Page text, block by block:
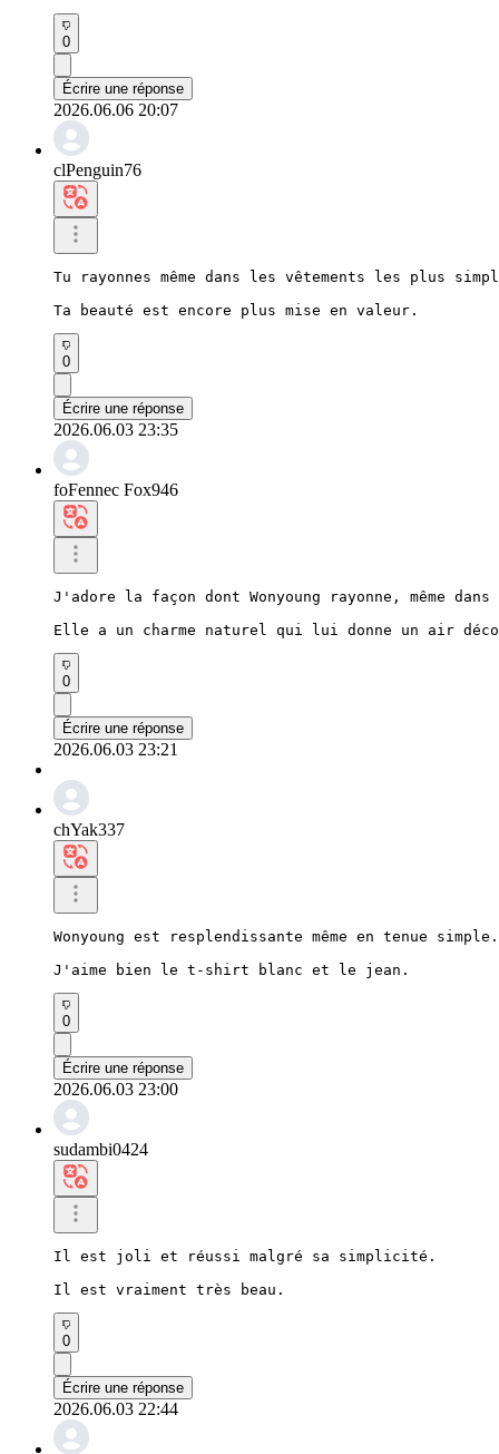
0
Écrire une réponse
2026.06.06 20:07
clPenguin76
Tu rayonnes même dans les vêtements les plus
Ta beauté est encore plus mise en valeur.
0
Écrire une réponse
2026.06.03 23:35
foFennec Fox946
J'adore la façon dont Wonyoung rayonne, même
Elle a un charme naturel qui lui donne un air
0
Écrire une réponse
2026.06.03 23:21
chYak337
Wonyoung est resplendissante même en tenue simple.
J'aime bien le t-shirt blanc et le jean.
0
Écrire une réponse
2026.06.03 23:00
sudambi0424
Il est joli et réussi malgré sa simplicité.
Il est vraiment très beau.
0
Écrire une réponse
2026.06.03 22:44